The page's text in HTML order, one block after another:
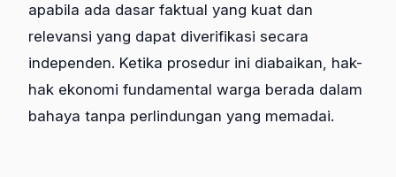
apabila ada dasar faktual yang kuat dan
relevansi yang dapat diverifikasi secara
independen. Ketika prosedur ini diabaikan, hak-
hak ekonomi fundamental warga berada dalam
bahaya tanpa perlindungan yang memadai.